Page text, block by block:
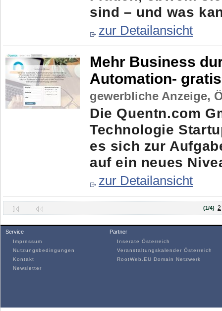
sind – und was
zur Detailansicht
Mehr Business
Automation-
gewerbliche Anzeige,
Die Quentn.com
Technologie
es sich zur
auf ein neues
zur Detailansicht
(1/4) 2
Service
Impressum
Nutzungsbedingungen
Kontakt
Newsletter
Partner
Inserate Österreich
Veranstaltungskalender Österreich
RootWeb.EU Domain Netzwerk